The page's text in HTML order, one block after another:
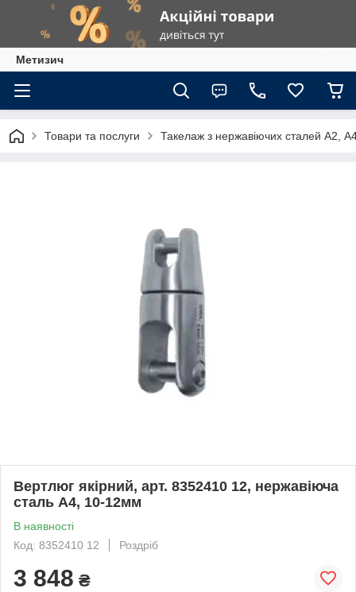
Метизич
Товари та послуги Такелаж з нержавіючих сталей А2,
Вертлюг якірний, арт. 8352410 12, нержавіюча
сталь А4, 10-12мм
В наявності
Код: 8352410 12
Роздріб
3 848 ₴